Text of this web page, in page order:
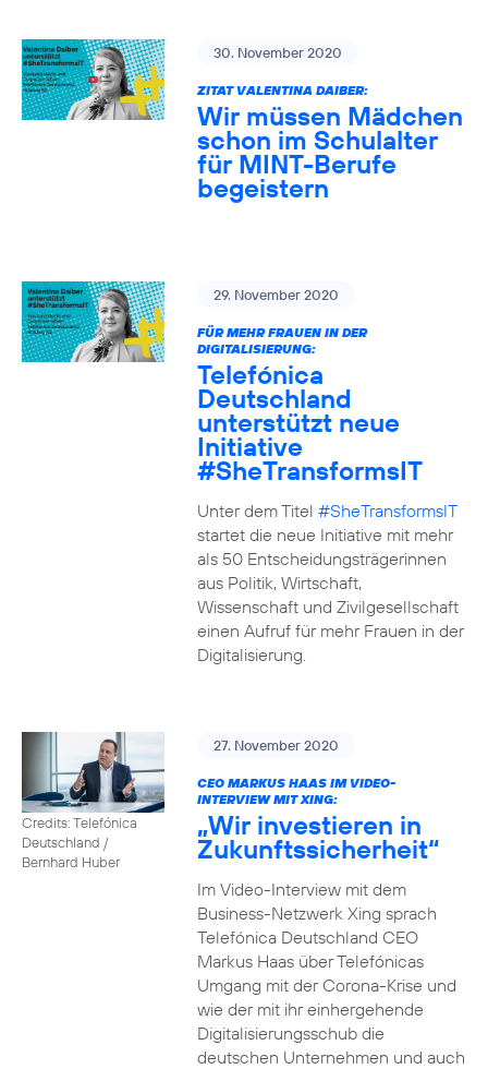
30. November 2020
ZITAT VALENTINA DAIBER:
Wir müssen Mädchen
schon im Schulalter
für MINT-Berufe
begeistern
29. November 2020
FÜR MEHR FRAUEN IN DER
DIGITALISIERUNG:
Telefónica
Deutschland
unterstützt neue
Initiative
#SheTransformsIT
Unter dem Titel #SheTransformsIT
startet die neue Initiative mit mehr
als 50 Entscheidungsträgerinnen
aus Politik, Wirtschaft,
Wissenschaft und Zivilgesellschaft
einen Aufruf für mehr Frauen in der
Digitalisierung.
Credits: Telefónica
Deutschland /
Bernhard Huber
27. November 2020
CEO MARKUS HAAS IM VIDEO-
INTERVIEW MIT XING:
„Wir investieren in
Zukunftssicherheit“
Im Video-Interview mit dem
Business-Netzwerk Xing sprach
Telefónica Deutschland CEO
Markus Haas über Telefónicas
Umgang mit der Corona-Krise und
wie der mit ihr einhergehende
Digitalisierungsschub die
deutschen Unternehmen und auch